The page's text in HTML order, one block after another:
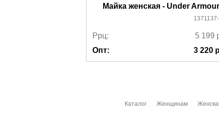
Майка женская - Under Armour
Ррц: 5 199
Опт:
3 220
Каталог Женщинам